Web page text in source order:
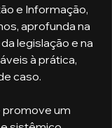
e Informação,
aprofunda na
legislação e na
à prática,
caso.